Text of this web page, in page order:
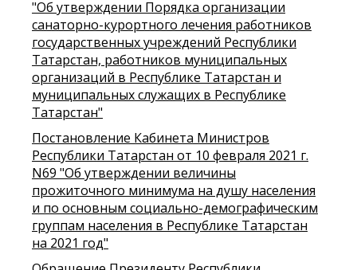
"Об утверждении Порядка организации
санаторно-курортного лечения работников
государственных учреждений Республики
Татарстан, работников муниципальных
организаций в Республике Татарстан и
муниципальных служащих в Республике
Татарстан"
Постановление Кабинета Министров
Республики Татарстан от 10 февраля 2021 г.
N69 "Об утверждении величины
прожиточного минимума на душу населения
и по основным социально-демографическим
группам населения в Республике Татарстан
на 2021 год"